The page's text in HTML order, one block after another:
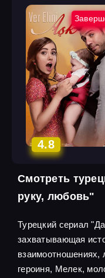
4.8
Смотреть
руку, любовь"
Турецкий сериал
захватывающая
взаимоотношениях,
героиня, Мелек,